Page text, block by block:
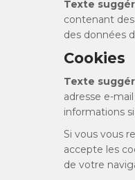
Texte
contenant
des données
Cookies
Texte
adresse e-
informations
Si vous vous
accepte les
de votre